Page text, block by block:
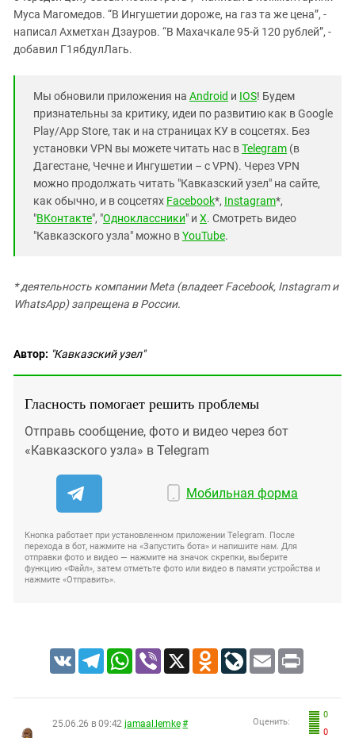
Муса Магомедов. “В Ингушетии дороже, на газ та же цена”, -
написал Ахметхан Дзауров. “В Махачкале 95-й 120 рублей”, -
добавил Г1ябдулЛагь.
Мы обновили приложения на Android и IOS! Будем
признательны за критику, идеи по развитию как в Google
Play/App Store, так и на страницах КУ в соцсетях. Без
установки VPN вы можете читать нас вTelegram (в
Дагестане, Чечне и Ингушетии – с VPN). Через VPN
можно продолжать читать "Кавказский узел" на сайте,
как обычно, и в соцсетях Facebook*, Instagram*,
"ВКонтакте", "Одноклассники" и X. Смотреть видео
"Кавказского узла" можно вYouTube.
* деятельность компании Meta (владеет Facebook, Instagram и
WhatsApp) запрещена в России.
Автор: "Кавказский узел"
Гласность помогает решить проблемы
Отправь сообщение, фото и видео через бот
«Кавказского узла» в Telegram
Мобильная форма
Кнопка работает при установленном приложении Telegram. После
перехода в бот, нажмите на «Запустить бота» и напишите нам. Для
отправки фото и видео — нажмите на значок скрепки, выберите
функцию «Файл», затем отметьте фото или видео в памяти устройства и
нажмите «Отправить».
VK TelegramWhatsApp
Viber X Odnoklassniki
LiveJournal
Email Print
0
0
Оценить:
25.06.26 в 09:42 jamaal.lemke #